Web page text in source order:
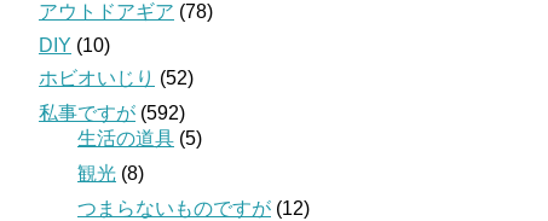
アウトドアギア (78)
DIY (10)
ホビオいじり (52)
私事ですが (592)
生活の道具 (5)
観光 (8)
つまらないものですが (12)